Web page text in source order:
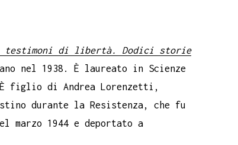
di libertà. Dodici storie
nel 1938. È laureato in Scienze
figlio di Andrea Lorenzetti,
durante la Resistenza, che fu
1944 e deportato a